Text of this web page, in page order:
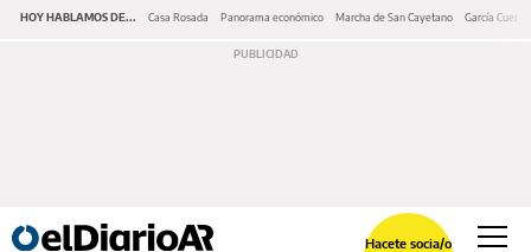
HOY HABLAMOS DE... Casa Rosada Panorama económico Marcha de San Cayetano García Cuerva
Hacete socia/o